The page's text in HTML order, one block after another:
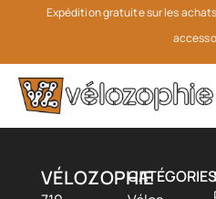
Expédition gratuite sur les
VÉLOZOPHIE